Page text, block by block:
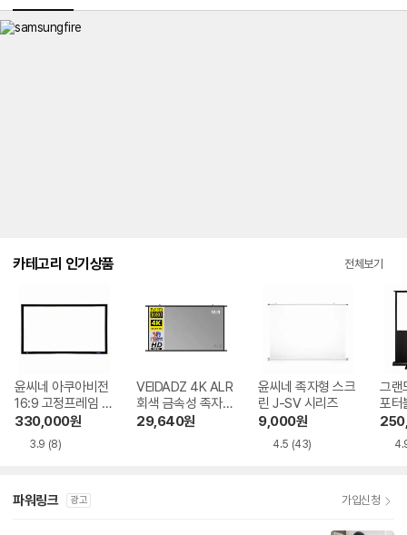
카테고리 인기상품 전체보기
윤씨네 아쿠아비전
16:9 고정프레임 스
크린 SA-FH 시리
즈 시네비젼원단
330,000원
3.9 (8)
VEIDADZ 4K ALR
회색 금속성 족자형
빔프로젝터 스크린
29,640원
윤씨네 족자형 스크
린 J-SV 시리즈
9,000원
4.5 (43)
그랜
포터
H 시
파워링크 광고 가입신청